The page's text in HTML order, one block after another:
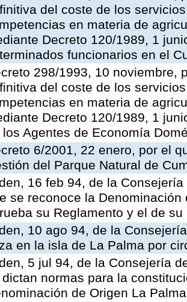
del coste de los
en materia de
Decreto 120/1989, 1
funcionarios en el
298/1993, 10 noviembre,
del coste de los
en materia de
Decreto 120/1989, 1
los Agentes de Economía
6/2001, 22 enero, por el
del Parque Natural de
16 feb 94, de la
se reconoce la
su Reglamento y el de
10 ago 94, de la
en la isla de La Palma por
5 jul 94, de la Consejería
normas para la
de Origen La Palma